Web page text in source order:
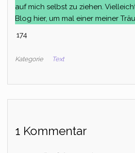
auf mich selbst zu ziehen.
Blog hier, um mal einer meiner
174
Kategorie Text
1 Kommentar